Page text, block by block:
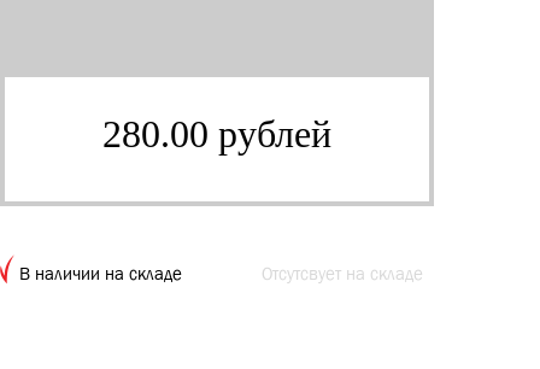
280.00 рублей
В наличии на складе Отсутсвует на складе